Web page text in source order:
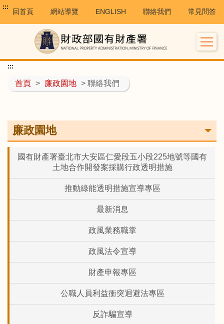
:::
回首頁 網站導覽 ENGLISH 聯絡我們 常見問答
首頁 > 廉政園地 > 聯絡我們
:::
廉政園地
國有財產署臺北市大安區仁愛段五小段225地號等國有
土地合作開發案採購行政透明措施
推動綠能透明措施宣導專區
最新消息
政風業務職掌
政風法令宣導
財產申報專區
公職人員利益衝突迴避法專區
反詐騙宣導